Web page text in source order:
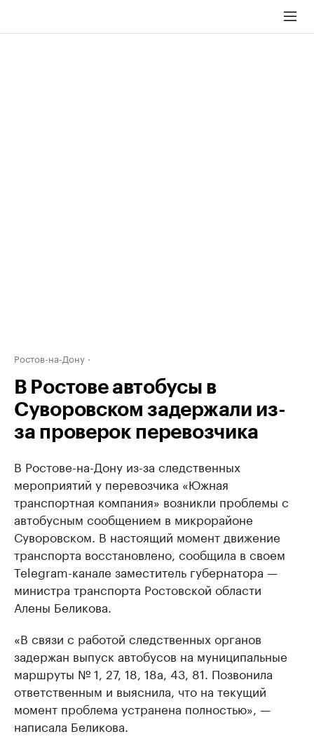
Ростов-на-Дону
В Ростове автобусы в
Суворовском задержали из-
за проверок перевозчика
В Ростове-на-Дону из-за следственных
мероприятий у перевозчика «Южная
транспортная компания» возникли проблемы с
автобусным сообщением в микрорайоне
Суворовском. В настоящий момент движение
транспорта восстановлено, сообщила в своем
Telegram-канале заместитель губернатора —
министра транспорта Ростовской области
Алены Беликова.
«В связи с работой следственных органов
задержан выпуск автобусов на муниципальные
маршруты № 1, 27, 18, 18а, 43, 81. Позвонила
ответственным и выяснила, что на текущий
момент проблема устранена полностью», —
написала Беликова.